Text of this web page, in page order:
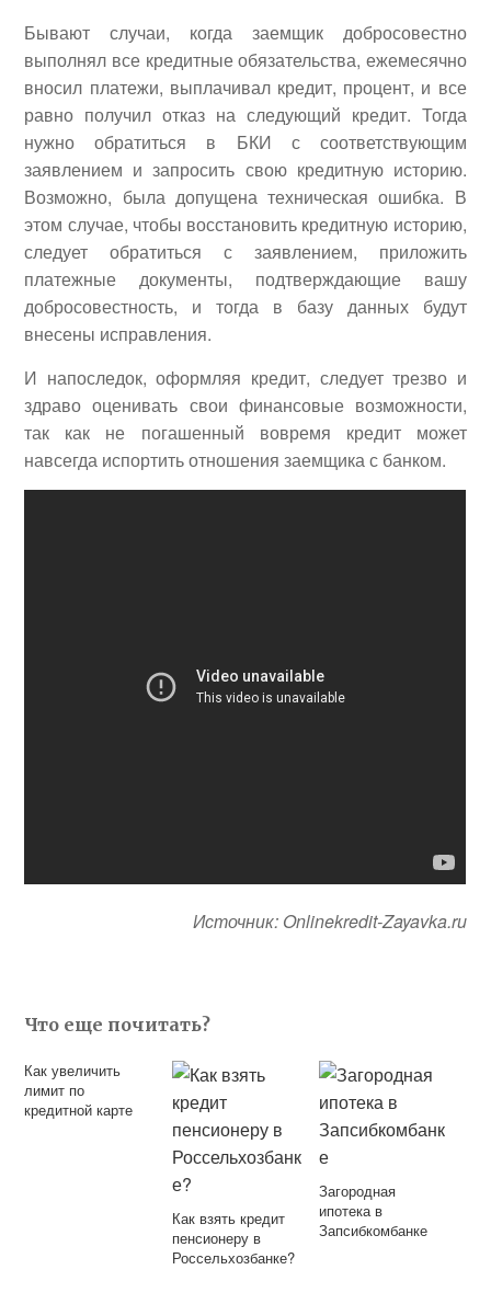
Бывают случаи, когда заемщик добросовестно
выполнял все кредитные обязательства, ежемесячно
вносил платежи, выплачивал кредит, процент, и все
равно получил отказ на следующий кредит. Тогда
нужно обратиться в БКИ с соответствующим
заявлением и запросить свою кредитную историю.
Возможно, была допущена техническая ошибка. В
этом случае, чтобы восстановить кредитную историю,
следует обратиться с заявлением, приложить
платежные документы, подтверждающие вашу
добросовестность, и тогда в базу данных будут
внесены исправления.
И напоследок, оформляя кредит, следует трезво и
здраво оценивать свои финансовые возможности,
так как не погашенный вовремя кредит может
навсегда испортить отношения заемщика с банком.
Источник: Onlinekredit-Zayavka.ru
Что еще почитать?
Как увеличить
лимит по
кредитной карте
Как взять кредит
пенсионеру в
Россельхозбанке?
Загородная
ипотека в
Запсибкомбанке